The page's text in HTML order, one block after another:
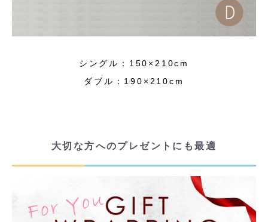
シングル：150×210cm
ダブル：190×210cm
大切な方へのプレゼントにも最適